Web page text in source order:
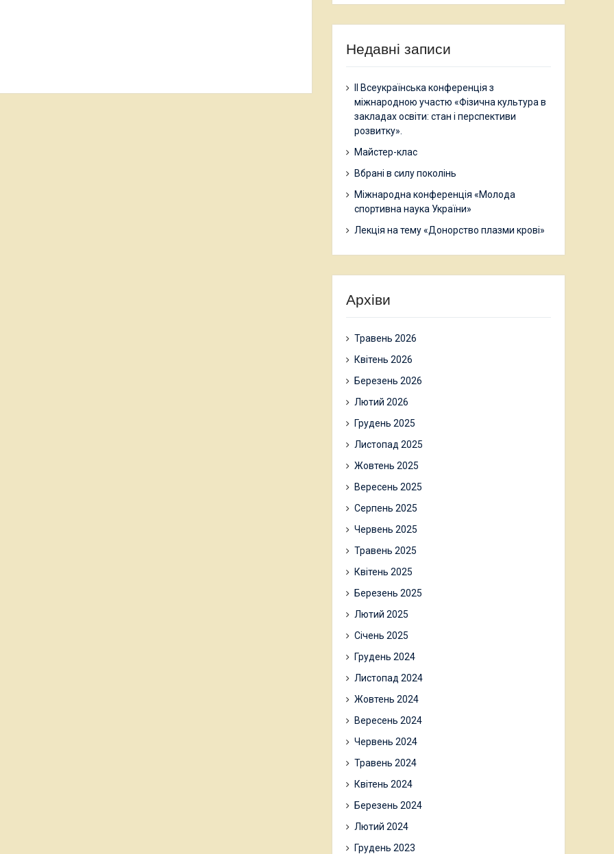
Недавні записи
ІІ Всеукраїнська конференція з
міжнародною участю «Фізична культура в
закладах освіти: стан і перспективи
розвитку».
Майстер-клас
Вбрані в силу поколінь
Міжнародна конференція «Молода
спортивна наука України»
Лекція на тему «Донорство плазми крові»
Архіви
Травень 2026
Квітень 2026
Березень 2026
Лютий 2026
Грудень 2025
Листопад 2025
Жовтень 2025
Вересень 2025
Серпень 2025
Червень 2025
Травень 2025
Квітень 2025
Березень 2025
Лютий 2025
Січень 2025
Грудень 2024
Листопад 2024
Жовтень 2024
Вересень 2024
Червень 2024
Травень 2024
Квітень 2024
Березень 2024
Лютий 2024
Грудень 2023